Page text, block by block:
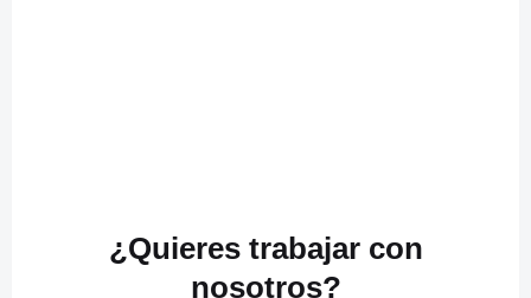
¿Quieres trabajar con
nosotros?